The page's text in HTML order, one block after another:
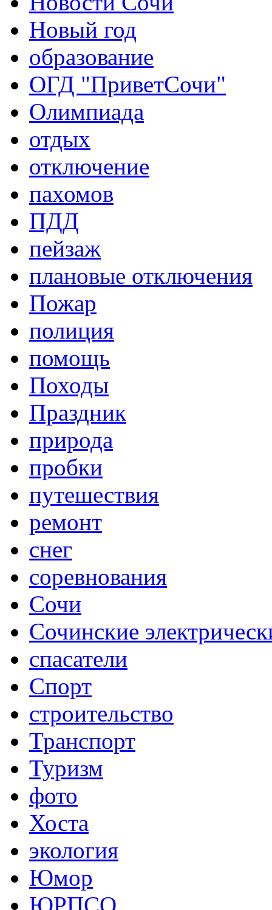
Новый год
образование
ОГД "ПриветСочи"
Олимпиада
отдых
отключение
пахомов
ПДД
пейзаж
плановые отключения
Пожар
полиция
помощь
Походы
Праздник
природа
пробки
путешествия
ремонт
снег
соревнования
Сочи
Сочинские
спасатели
Спорт
строительство
Транспорт
Туризм
фото
Хоста
экология
Юмор